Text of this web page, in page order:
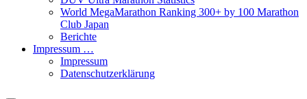
World MegaMarathon Ranking 300+ by 100 Marathon
Club Japan
Berichte
Impressum …
Impressum
Datenschutzerklärung